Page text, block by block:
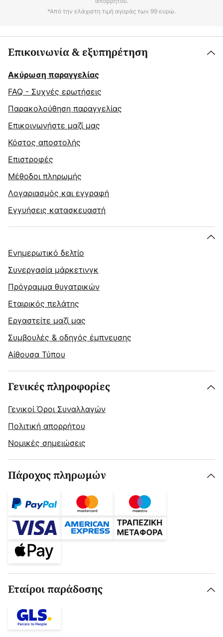
*Από την ελάχιστη τιμή αγοράς των 99 ευρώ.
Επικοινωνία & εξυπηρέτηση
Ακύρωση παραγγελίας
FAQ - Συχνές ερωτήσεις
Παρακολούθηση παραγγελίας
Επικοινωνήστε μαζί μας
Κόστος αποστολής
Επιστροφές
Μέθοδοι πληρωμής
Λογαριασμός και εγγραφή
Εγγυήσεις κατασκευαστή
Ενημερωτικό δελτίο
Συνεργασία μάρκετινγκ
Πρόγραμμα θυγατρικών
Εταιρικός πελάτης
Εργαστείτε μαζί μας
Συμβουλές & οδηγός έμπνευσης
Αίθουσα Τύπου
Γενικές πληροφορίες
Γενικοί Όροι Συναλλαγών
Πολιτική απορρήτου
Νομικές σημειώσεις
Πάροχος πληρωμών
Εταίροι παράδοσης